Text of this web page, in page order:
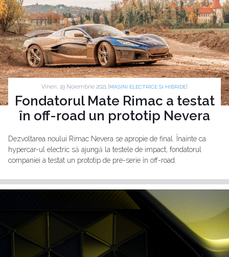
Vineri, 19 Noiembrie 2021 | MASINI ELECTRICE SI HIBRIDE
Fondatorul Mate Rimac a testat
în off-road un prototip Nevera
Dezvoltarea noului Rimac Nevera se apropie de final. Înainte ca
hypercar-ul electric să ajungă la testele de impact, fondatorul
companiei a testat un prototip de pre-serie în off-road.